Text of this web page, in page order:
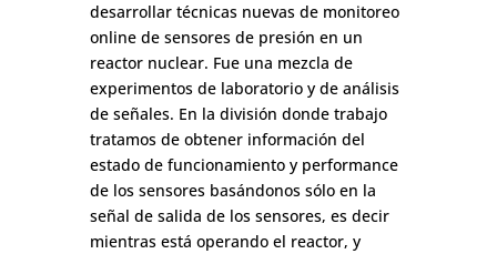
desarrollar técnicas nuevas de monitoreo
online de sensores de presión en un
reactor nuclear. Fue una mezcla de
experimentos de laboratorio y de análisis
de señales. En la división donde trabajo
tratamos de obtener información del
estado de funcionamiento y performance
de los sensores basándonos sólo en la
señal de salida de los sensores, es decir
mientras está operando el reactor, y